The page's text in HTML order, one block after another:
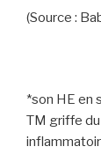
(Source :
*son HE en
TM griffe